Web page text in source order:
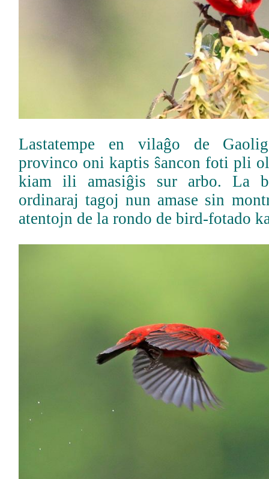
Lastatempe en vilaĝo de
provinco oni kaptis ŝancon foti pli
kiam ili amasiĝis sur arbo. La
ordinaraj tagoj nun amase sin
atentojn de la rondo de bird-fotado